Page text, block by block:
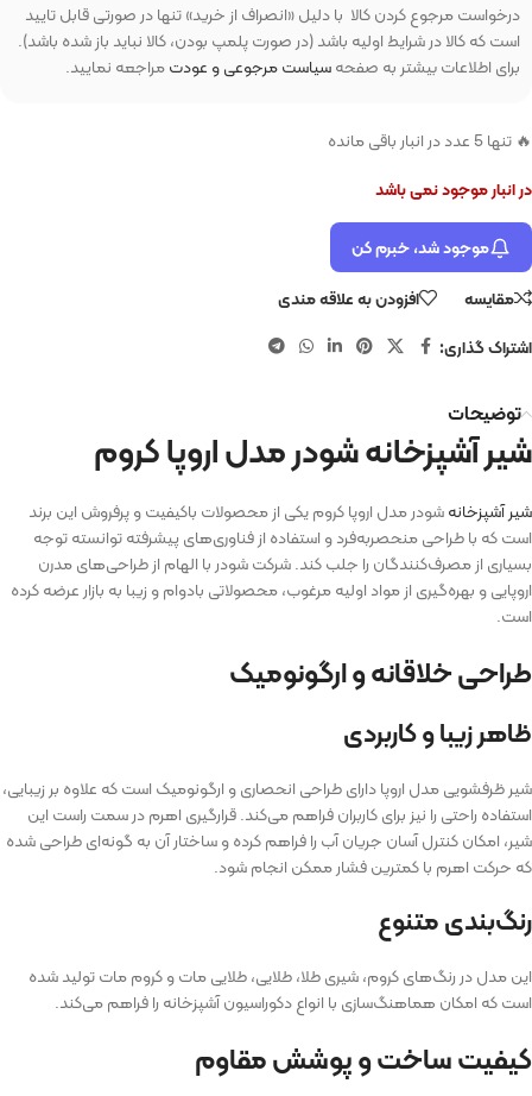
درخواست مرجوع کردن کالا با دلیل «انصراف از خرید» تنها در صورتی قابل تایید
است که کالا در شرایط اولیه باشد (در صورت پلمپ بودن، کالا نباید باز شده باشد).
برای اطلاعات بیشتر به صفحهسیاست مرجوعی و عودتمراجعه نمایید.
🔥 تنها 5 عدد در انبار باقی مانده
در انبار موجود نمی باشد
موجود شد، خبرم کن
مقایسه
افزودن به علاقه مندی
اشتراک گذاری:
توضیحات
شیر آشپزخانه شودر مدل اروپا کروم
شیر آشپزخانهشودر مدل اروپا کروم یکی از محصولات باکیفیت و پرفروش این برند
است که با طراحی منحصربه‌فرد و استفاده از فناوری‌های پیشرفته توانسته توجه
بسیاری از مصرف‌کنندگان را جلب کند. شرکت شودر با الهام از طراحی‌های مدرن
اروپایی و بهره‌گیری از مواد اولیه مرغوب، محصولاتی بادوام و زیبا به بازار عرضه کرده
است.
طراحی خلاقانه و ارگونومیک
ظاهر زیبا و کاربردی
شیر ظرفشویی مدل اروپا دارای طراحی انحصاری و ارگونومیک است که علاوه بر زیبایی،
استفاده راحتی را نیز برای کاربران فراهم می‌کند. قرارگیری اهرم در سمت راست این
شیر، امکان کنترل آسان جریان آب را فراهم کرده و ساختار آن به گونه‌ای طراحی شده
که حرکت اهرم با کمترین فشار ممکن انجام شود.
رنگ‌بندی متنوع
این مدل در رنگ‌های کروم، شیری طلا، طلایی، طلایی مات و کروم مات تولید شده
است که امکان هماهنگ‌سازی با انواع دکوراسیون آشپزخانه را فراهم می‌کند.
کیفیت ساخت و پوشش مقاوم